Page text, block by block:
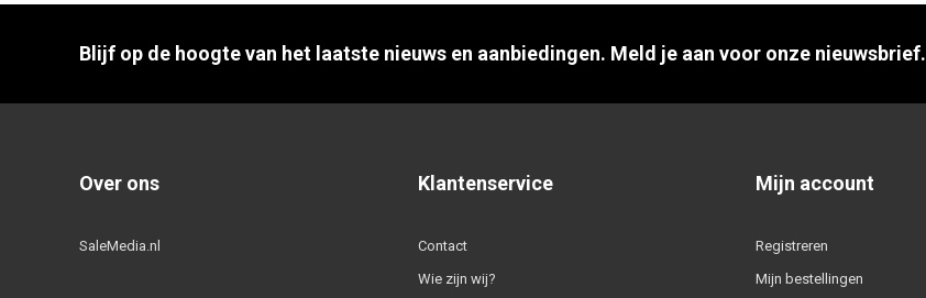
Blijf op de hoogte van het laatste nieuws en aanbiedingen. Meld je aan voor onze nieuwsbrief.
Over ons
SaleMedia.nl
Klantenservice
Contact
Wie zijn wij?
Mijn account
Registreren
Mijn bestellingen